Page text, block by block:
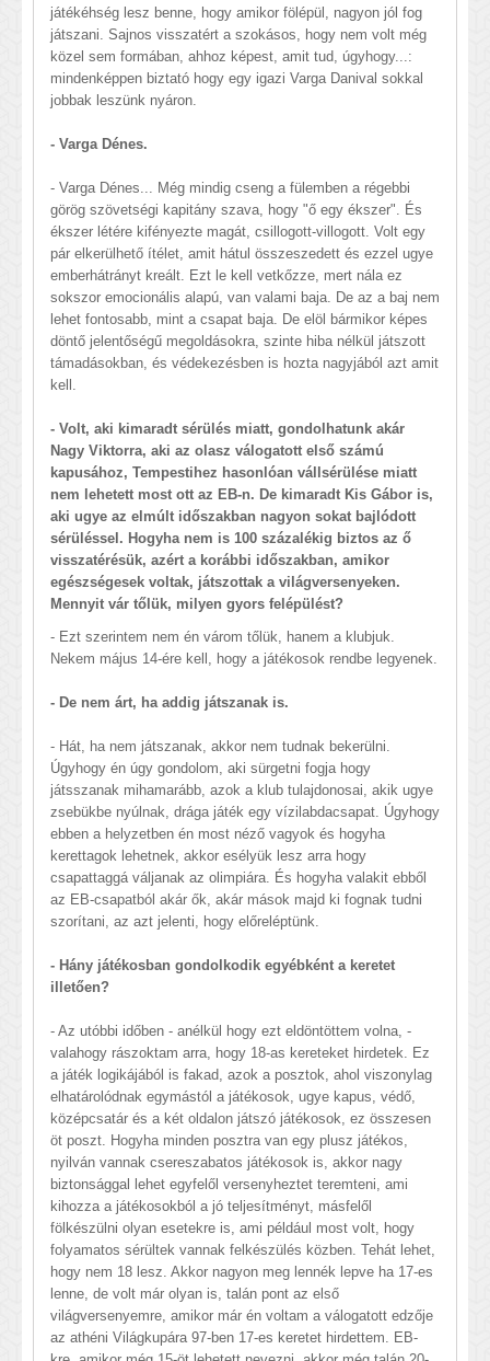
játékéhség lesz benne, hogy amikor fölépül, nagyon jól fog
játszani. Sajnos visszatért a szokásos, hogy nem volt még
közel sem formában, ahhoz képest, amit tud, úgyhogy...:
mindenképpen biztató hogy egy igazi Varga Danival sokkal
jobbak leszünk nyáron.
- Varga Dénes.
- Varga Dénes... Még mindig cseng a fülemben a régebbi
görög szövetségi kapitány szava, hogy "ő egy ékszer". És
ékszer létére kifényezte magát, csillogott-villogott. Volt egy
pár elkerülhető ítélet, amit hátul összeszedett és ezzel ugye
emberhátrányt kreált. Ezt le kell vetkőzze, mert nála ez
sokszor emocionális alapú, van valami baja. De az a baj nem
lehet fontosabb, mint a csapat baja. De elöl bármikor képes
döntő jelentőségű megoldásokra, szinte hiba nélkül játszott
támadásokban, és védekezésben is hozta nagyjából azt amit
kell.
- Volt, aki kimaradt sérülés miatt, gondolhatunk akár
Nagy Viktorra, aki az olasz válogatott első számú
kapusához, Tempestihez hasonlóan vállsérülése miatt
nem lehetett most ott az EB-n. De kimaradt Kis Gábor is,
aki ugye az elmúlt időszakban nagyon sokat bajlódott
sérüléssel. Hogyha nem is 100 százalékig biztos az ő
visszatérésük, azért a korábbi időszakban, amikor
egészségesek voltak, játszottak a világversenyeken.
Mennyit vár tőlük, milyen gyors felépülést?
- Ezt szerintem nem én várom tőlük, hanem a klubjuk.
Nekem május 14-ére kell, hogy a játékosok rendbe legyenek.
- De nem árt, ha addig játszanak is.
- Hát, ha nem játszanak, akkor nem tudnak bekerülni.
Úgyhogy én úgy gondolom, aki sürgetni fogja hogy
játsszanak mihamarább, azok a klub tulajdonosai, akik ugye
zsebükbe nyúlnak, drága játék egy vízilabdacsapat. Úgyhogy
ebben a helyzetben én most néző vagyok és hogyha
kerettagok lehetnek, akkor esélyük lesz arra hogy
csapattaggá váljanak az olimpiára. És hogyha valakit ebből
az EB-csapatból akár ők, akár mások majd ki fognak tudni
szorítani, az azt jelenti, hogy előreléptünk.
- Hány játékosban gondolkodik egyébként a keretet
illetően?
- Az utóbbi időben - anélkül hogy ezt eldöntöttem volna, -
valahogy rászoktam arra, hogy 18-as kereteket hirdetek. Ez
a játék logikájából is fakad, azok a posztok, ahol viszonylag
elhatárolódnak egymástól a játékosok, ugye kapus, védő,
középcsatár és a két oldalon játszó játékosok, ez összesen
öt poszt. Hogyha minden posztra van egy plusz játékos,
nyilván vannak csereszabatos játékosok is, akkor nagy
biztonsággal lehet egyfelől versenyheztet teremteni, ami
kihozza a játékosokból a jó teljesítményt, másfelől
fölkészülni olyan esetekre is, ami például most volt, hogy
folyamatos sérültek vannak felkészülés közben. Tehát lehet,
hogy nem 18 lesz. Akkor nagyon meg lennék lepve ha 17-es
lenne, de volt már olyan is, talán pont az első
világversenyemre, amikor már én voltam a válogatott edzője
az athéni Világkupára 97-ben 17-es keretet hirdettem. EB-